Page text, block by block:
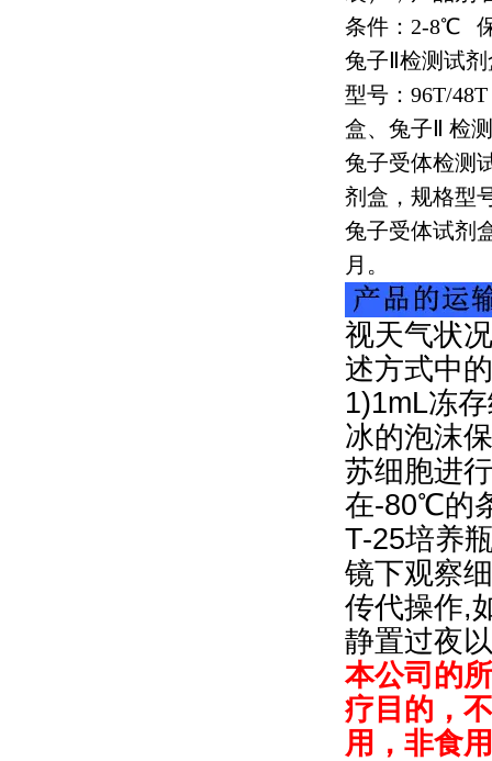
条件： 2-8℃
兔子Ⅱ检测试
型号： 96T/48T
盒、兔子Ⅱ 检
兔子受体检测
剂盒，规格型
兔子受体试剂
月。
视天气状
述方式中
1)1mL冻
冰的泡沫
苏细胞进
在-80℃的
T-25培养
镜下观察
传代操作,
静置过夜
本公司的
疗目的，
用，非食用